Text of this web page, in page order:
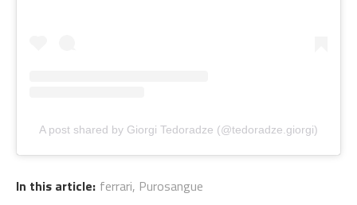
A post shared by Giorgi Tedoradze (@tedoradze.giorgi)
In this article: ferrari, Purosangue